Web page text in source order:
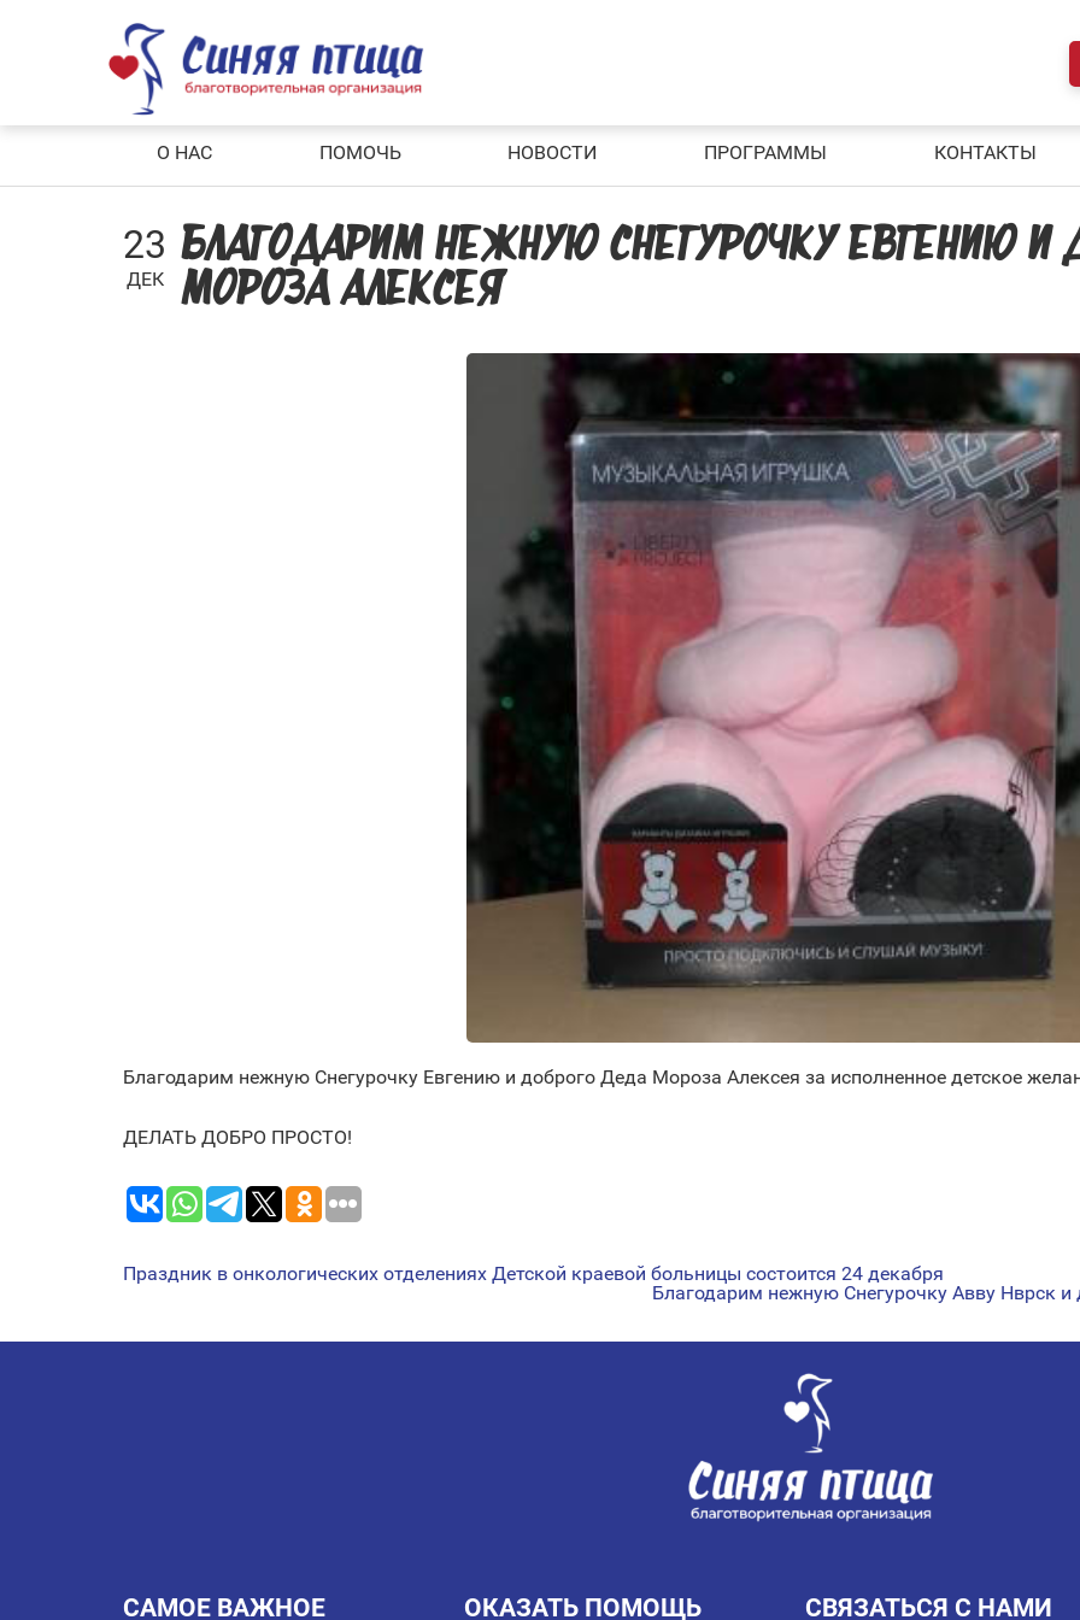
О НАС ПОМОЧЬ НОВОСТИ ПРОГРАММЫ КОНТАКТЫ
23
ДЕК
БЛАГОДАРИМ НЕЖНУЮ СНЕГУРОЧКУ ЕВГЕНИЮ И
МОРОЗА АЛЕКСЕЯ
Благодарим нежную Снегурочку Евгению и доброго Деда Мороза Алексея за исполненное детское
ДЕЛАТЬ ДОБРО ПРОСТО!
НАВИГАЦИЯ
Праздник в онкологических отделениях Детской краевой больницы состоится 24 декабря
Благодарим нежную Снегурочку Авву Нврск
САМОЕ ВАЖНОЕ ОКАЗАТЬ ПОМОЩЬ СВЯЗАТЬСЯ С НАМИ